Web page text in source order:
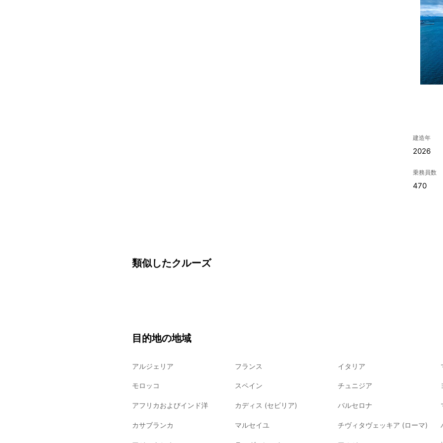
建造年
2026
乗務員数
470
類似したクルーズ
目的地の地域
アルジェリア フランス イタリア
モロッコ スペイン チュニジア
アフリカおよびインド洋 カディス (セビリア) バルセロナ
カサブランカ マルセイユ チヴィタヴェッキア (ローマ)